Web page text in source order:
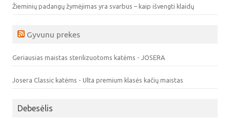
Žieminių padangų žymėjimas yra svarbus – kaip išvengti klaidų
Gyvunu prekes
Geriausias maistas sterilizuotoms katėms - JOSERA
Josera Classic katėms - Ulta premium klasės kačių maistas
Debesėlis